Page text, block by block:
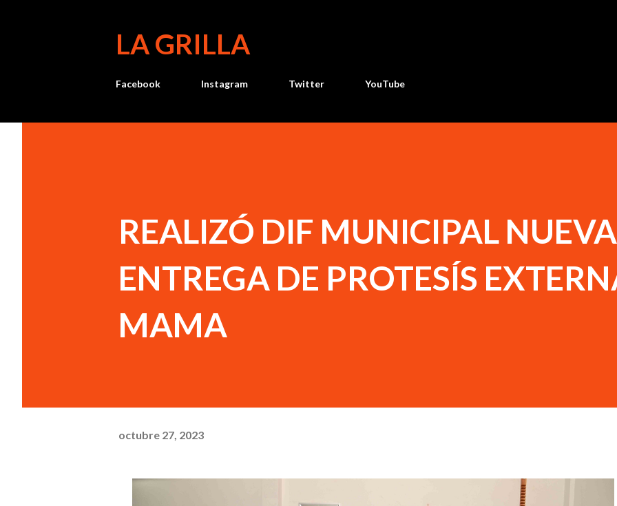
LA GRILLA
Facebook Instagram Twitter YouTube
REALIZÓ DIF MUNICIPAL NUEVA
ENTREGA DE PROTESÍS
MAMA
octubre 27, 2023